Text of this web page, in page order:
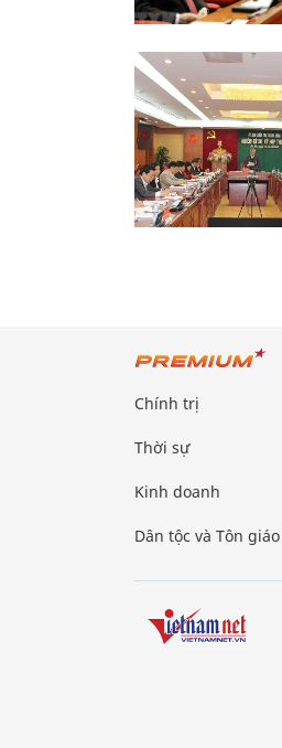
Chính trị
Thời sự
Kinh doanh
Dân tộc và Tôn giáo